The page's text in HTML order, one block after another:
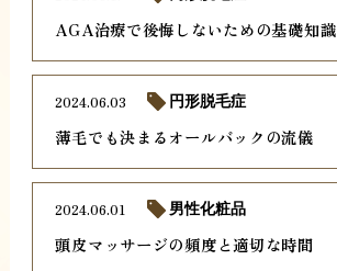
AGA治療で後悔しないための基礎知識
薄毛でも決まるオールバックの流儀
2024.06.03 円形脱毛症
頭皮マッサージの頻度と適切な時間
2024.06.01 男性化粧品